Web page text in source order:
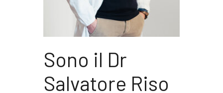
Sono il Dr
Salvatore Riso